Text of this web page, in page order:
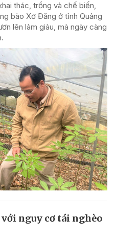
thác, trồng và chế biến,
bào Xơ Đăng ở tỉnh Quảng
lên làm giàu, mà ngày càng
nguy cơ tái nghèo